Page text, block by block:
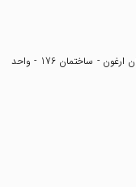
تهران - گلستان - بلوار گلستان - میدان ارغون - ساختمان 176 - واحد